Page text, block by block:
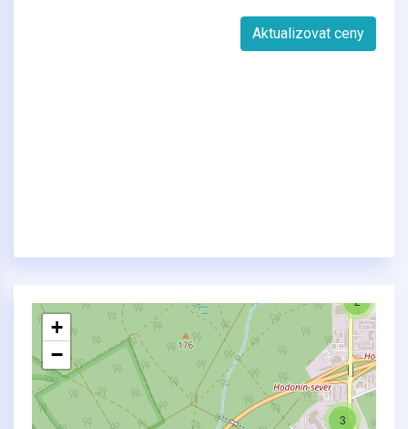
Aktualizovat ceny
3
2
+
−